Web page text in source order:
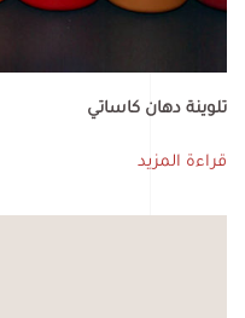
تلوينة دهان كاساتي
قراءة المزيد